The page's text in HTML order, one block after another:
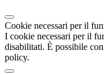
Cookie necessari per il
I cookie necessari per il
disabilitati. È possibile
policy.